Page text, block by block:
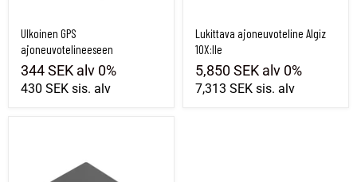
Ulkoinen GPS
ajoneuvotelineeseen
344 SEK alv 0%
430 SEK sis. alv
Lukittava ajoneuvoteline Algiz
10X:lle
5,850 SEK alv 0%
7,313 SEK sis. alv